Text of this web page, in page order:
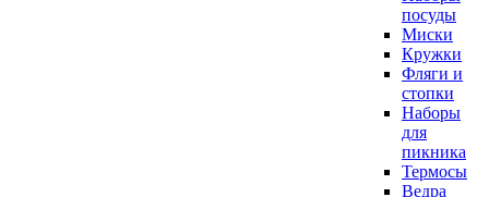
посуды
Миски
Кружки
Фляги и
стопки
Наборы
для
пикника
Термосы
Ведра